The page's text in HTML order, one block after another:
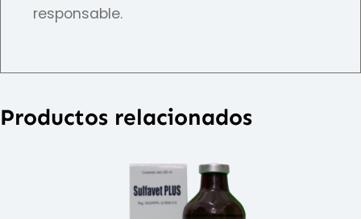
responsable.
Productos relacionados